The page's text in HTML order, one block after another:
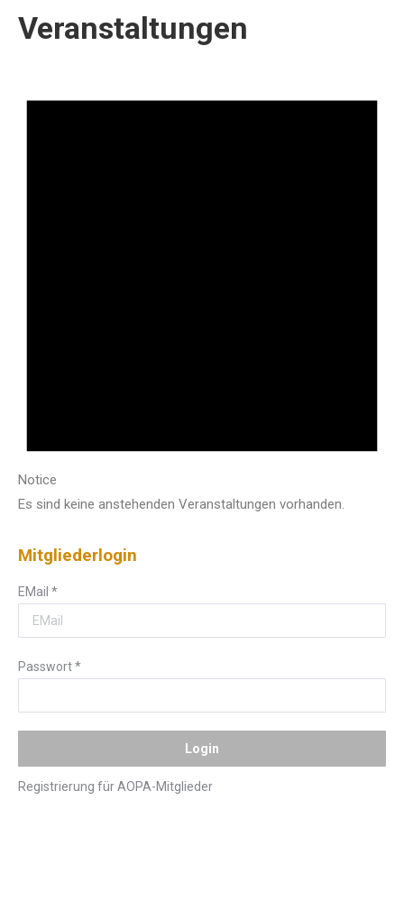
Veranstaltungen
Notice
Es sind keine anstehenden Veranstaltungen vorhanden.
Mitgliederlogin
EMail *
Passwort*
Registrierung für AOPA-Mitglieder